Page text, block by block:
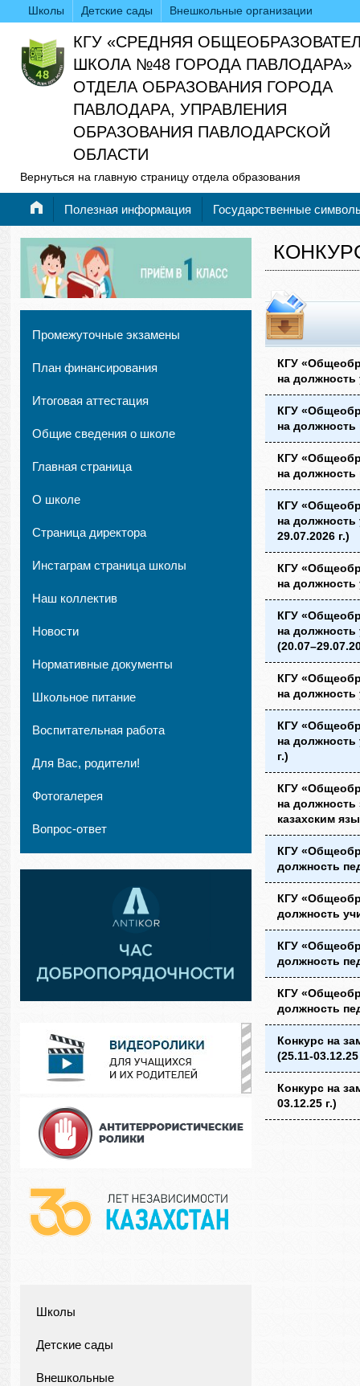
Школы Детские сады Внешкольные организации
КГУ «СРЕДНЯЯ
ШКОЛА №48 ГОРОДА ПАВЛОДАРА»
ОТДЕЛА ОБРАЗОВАНИЯ ГОРОДА
ПАВЛОДАРА, УПРАВЛЕНИЯ
ОБРАЗОВАНИЯ ПАВЛОДАРСКОЙ
ОБЛАСТИ
Вернуться на главную страницу отдела образования
Полезная информация Государственные
Промежуточные экзамены
План финансирования
Итоговая аттестация
Общие сведения о школе
Главная страница
О школе
Страница директора
Инстаграм страница школы
Наш коллектив
Новости
Нормативные документы
Школьное питание
Воспитательная работа
Для Вас, родители!
Фотогалерея
Вопрос-ответ
Школы
Детские сады
Внешкольные
КГУ
на должность
КГУ
на должность
КГУ
на должность
КГУ
на должность
29.07.2026 г.)
КГУ
на должность
КГУ
на должность
КГУ
на должность
КГУ
на должность
г.)
КГУ
на должность
казахским
КГУ
должность
КГУ
должность
КГУ
должность
КГУ
должность
Конкурс на
(25.11-03.12.25
Конкурс на
03.12.25 г.)